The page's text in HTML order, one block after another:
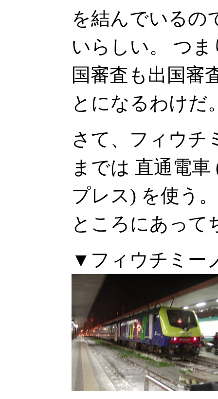
を結んでいるの
いらしい。 つ
国審査も出国審
とになるわけだ
さて、フィウチ
までは 直通電
プレス) を使う
ところにあって
▼フィウチミー